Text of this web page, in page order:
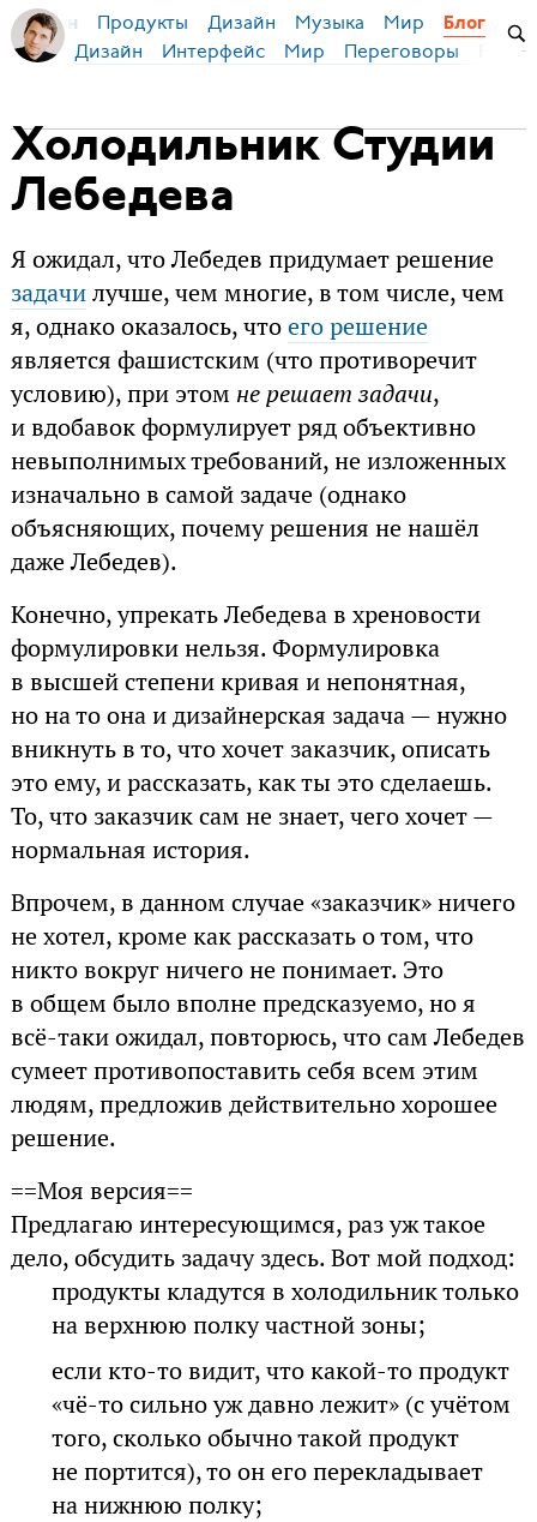
Бирман Продукты Дизайн Музыка Мир Блог
Дизайн Интерфейс Мир Переговоры
Холодильник Студии
Лебедева
Я ожидал, что Лебедев придумает решение
задачилучше, чем многие, в том числе, чем
я, однако оказалось, чтоего решение
является фашистским (что противоречит
условию), при этом не решает задачи,
и вдобавок формулирует ряд объективно
невыполнимых требований, не изложенных
изначально в самой задаче (однако
объясняющих, почему решения не нашёл
даже Лебедев).
Конечно, упрекать Лебедева в хреновости
формулировки нельзя. Формулировка
в высшей степени кривая и непонятная,
но на то она и дизайнерская задача — нужно
вникнуть в то, что хочет заказчик, описать
это ему, и рассказать, как ты это сделаешь.
То, что заказчик сам не знает, чего хочет —
нормальная история.
Впрочем, в данном случае «заказчик» ничего
не хотел, кроме как рассказать о том, что
никто вокруг ничего не понимает. Это
в общем было вполне предсказуемо, но я
всё-таки ожидал, повторюсь, что сам Лебедев
сумеет противопоставить себя всем этим
людям, предложив действительно хорошее
решение.
==Моя версия==
Предлагаю интересующимся, раз уж такое
дело, обсудить задачу здесь. Вот мой подход:
продукты кладутся в холодильник только
на верхнюю полку частной зоны;
если кто-то видит, что какой-то продукт
«чё-то сильно уж давно лежит» (с учётом
того, сколько обычно такой продукт
не портится), то он его перекладывает
на нижнюю полку;